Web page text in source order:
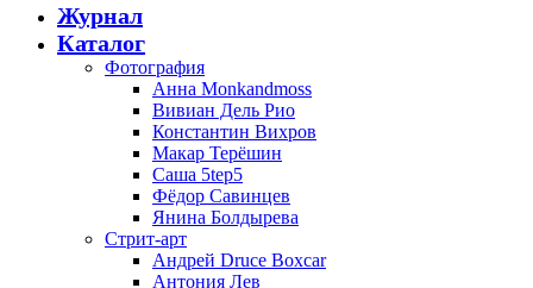
Журнал
Каталог
Фотография
Анна Monkandmoss
Вивиан Дель Рио
Константин Вихров
Макар Терёшин
Саша 5tep5
Фёдор Савинцев
Янина Болдырева
Стрит-арт
Андрей Druce Boxcar
Антония Лев